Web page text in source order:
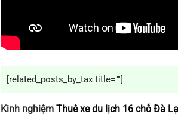
[related_posts_by_tax title=""]
Kinh nghiệm Thuê xe du lịch 16 chỗ Đà